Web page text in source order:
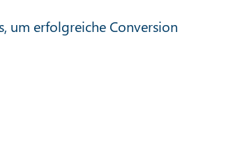
um erfolgreiche Conversion